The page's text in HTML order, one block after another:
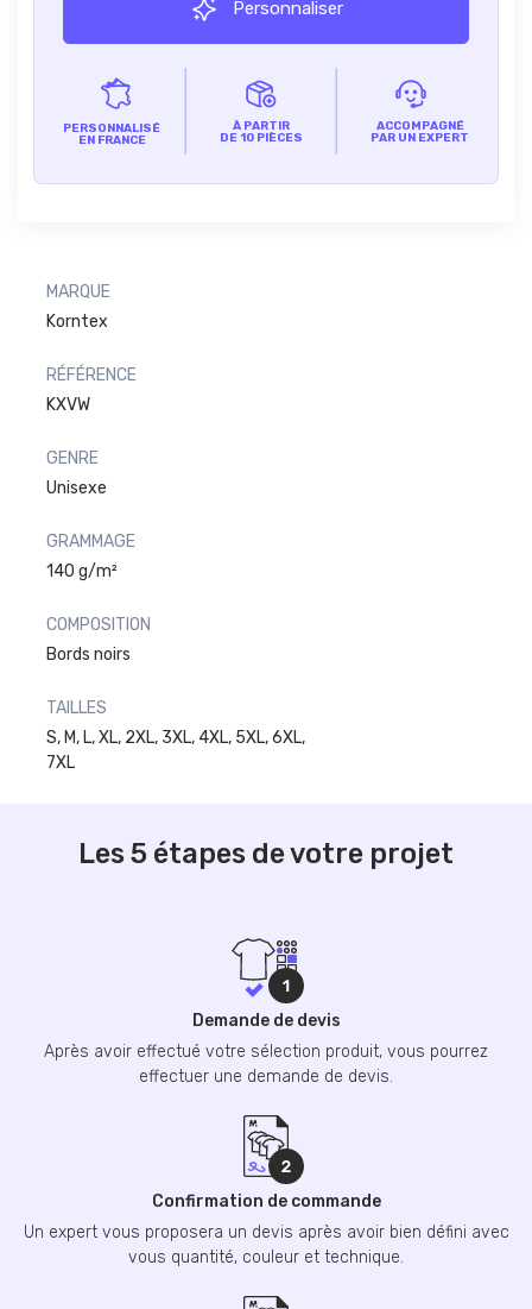
Personnaliser
PERSONNALISÉ
EN FRANCE
À PARTIR
DE 10 PIÈCES
ACCOMPAGNÉ
PAR UN EXPERT
MARQUE
Korntex
RÉFÉRENCE
KXVW
GENRE
Unisexe
GRAMMAGE
140 g/m²
COMPOSITION
Bords noirs
TAILLES
S, M, L, XL, 2XL, 3XL, 4XL, 5XL, 6XL,
7XL
Les 5 étapes de votre projet
Demande de devis
Après avoir effectué votre sélection produit, vous pourrez
effectuer une demande de devis.
Confirmation de commande
Un expert vous proposera un devis après avoir bien défini avec
vous quantité, couleur et technique.